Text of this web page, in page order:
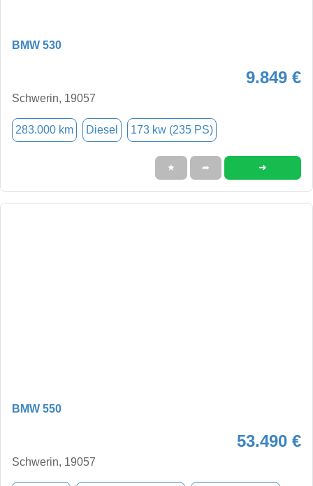
BMW 530
9.849 €
Schwerin, 19057
283.000 km Diesel 173 kw (235 PS)
★ ➦ ➜
BMW 550
53.490 €
Schwerin, 19057